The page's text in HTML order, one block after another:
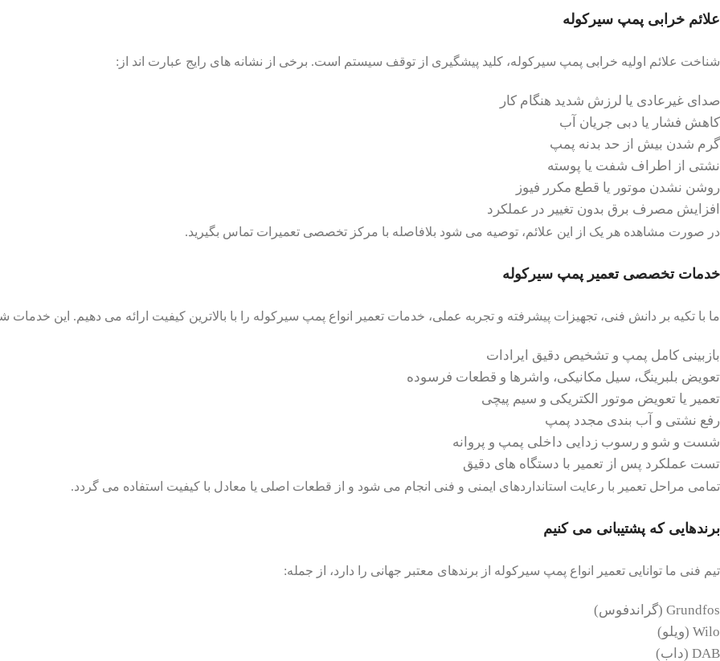
علائم خرابی پمپ سیرکوله
شناخت علائم اولیه خرابی پمپ سیرکوله، کلید پیشگیری از توقف سیستم است. برخی از نشانه های رایج عبارت اند از:
صدای غیرعادی یا لرزش شدید هنگام کار
کاهش فشار یا دبی جریان آب
گرم شدن بیش از حد بدنه پمپ
نشتی از اطراف شفت یا پوسته
روشن نشدن موتور یا قطع مکرر فیوز
افزایش مصرف برق بدون تغییر در عملکرد
در صورت مشاهده هر یک از این علائم، توصیه می شود بلافاصله با مرکز تخصصی تعمیرات تماس بگیرید.
خدمات تخصصی تعمیر پمپ سیرکوله
ما با تکیه بر دانش فنی، تجهیزات پیشرفته و تجربه عملی، خدمات تعمیر انواع پمپ سیرکوله را با بالاترین کیفیت ارائه می دهیم. این
بازبینی کامل پمپ و تشخیص دقیق ایرادات
تعویض بلبرینگ، سیل مکانیکی، واشرها و قطعات فرسوده
تعمیر یا تعویض موتور الکتریکی و سیم پیچی
رفع نشتی و آب بندی مجدد پمپ
شست و شو و رسوب زدایی داخلی پمپ و پروانه
تست عملکرد پس از تعمیر با دستگاه های دقیق
تمامی مراحل تعمیر با رعایت استانداردهای ایمنی و فنی انجام می شود و از قطعات اصلی یا معادل با کیفیت استفاده می گردد.
برندهایی که پشتیبانی می کنیم
تیم فنی ما توانایی تعمیر انواع پمپ سیرکوله از برندهای معتبر جهانی را دارد، از جمله:
Grundfos (گراندفوس)
Wilo (ویلو)
DAB (داب)